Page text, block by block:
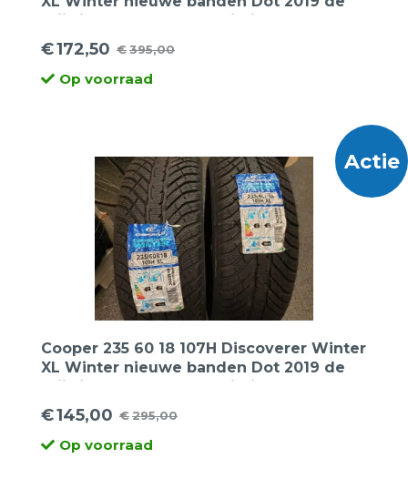
prijs is per 2 stuks. Opruiming
€395,00
Oorspronkelijke
prijs
€172,50
Huidige
prijsOp voorraad
Actie
Cooper 235 60 18 107H Discoverer Winter
XL Winter nieuwe banden Dot 2019 de
prijs is per 2 stuks. Opruiming
€295,00
Oorspronkelijke
prijs
€145,00
Huidige
prijsOp voorraad